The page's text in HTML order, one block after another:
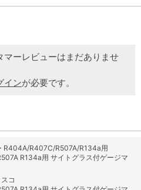
マーレビューはまだありませ
インが必要です。
R404A/R407C/R507A/R134a用
R134a用 サイトグラス付ゲージマ
コ